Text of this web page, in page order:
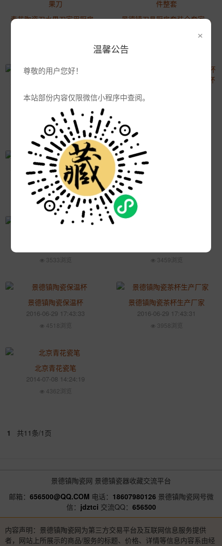
×
温馨公告
尊敬的用户您好！
本站部份内容仅限微信小程序中查阅。
青花陶瓷刀水果刀家用厨房刀具切片切菜刀切肉刀菜刀便携瓜果刀 景德镇刀具厨房套装全套家用菜刀宝宝辅食刀套刀小型宿舍三件整套
2020-01-13 11:02:37
3632浏览
专业生产 供应水晶办公用品 办公文具三件套
2019-07-24 10:20:11
4415浏览
2018-10-14 14:28:26
3533浏览 3459浏览
景德镇陶瓷保温杯
2016-06-29 17:43:33
4518浏览
景德镇陶瓷茶杯生产厂家
2016-06-29 17:43:31
3958浏览
北京青花瓷笔
2014-07-08 14:24:19
4362浏览
1 共11条/1页
景德镇陶瓷网 景德镇瓷器收藏交流平台
邮箱： 656500@QQ.COM 电话： 18607980126 景德镇陶瓷网号微
信： jdztci 交流QQ： 656500
内容声明：景德镇陶瓷网为第三方交易平台及互联网信息服务提供
者，网站上所展示的商品/服务的标题、价格、详情等信息内容系由经